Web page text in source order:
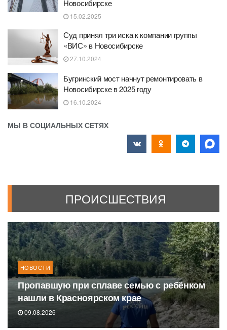
Новосибирске
15.02.2025
Суд принял три иска к компании группы
«ВИС» в Новосибирске
27.10.2024
Бугринский мост начнут ремонтировать в
Новосибирске в 2025 году
16.10.2024
МЫ В СОЦИАЛЬНЫХ СЕТЯХ
ПРОИСШЕСТВИЯ
НОВОСТИ
Пропавшую при сплаве семью с ребёнком
нашли в Красноярском крае
09.08.2026